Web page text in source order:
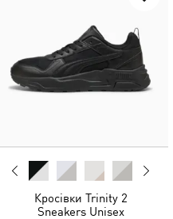
Кросівки Trinity 2
Sneakers Unisex